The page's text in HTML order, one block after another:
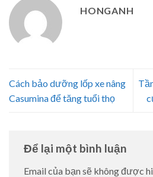
HONGANH
Cách bảo dưỡng lốp xe nâng
Casumina để tăng tuổi thọ
Để lại một bình luận
Email của bạn sẽ không được